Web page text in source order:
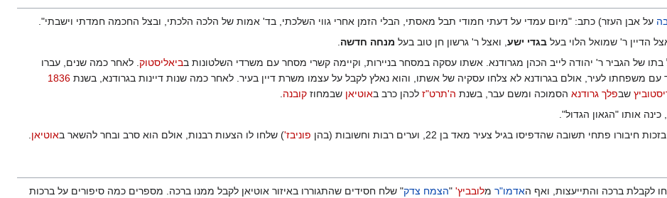
על אבן העזר) כתב: "מיום עמדי על דעתי חמודי תבל מאסתי, הבלי הזמן אחרי גווי השלכתי, בד' אמות של הלכה הלכתי, ובצל החכמה חמדתי וישבתי".
הדיין ר' שמואל הלוי בעל בגדי ישע , ואצל ר' גרשון חן טוב בעל מנחה חדשה
ביאליסטוק . לאחר כמה שנים, עברו
עם משפחתו לעיר, אולם בגרודנא לא צלחו עסקיה של אשתו, והוא נאלץ לקבל על עצמו משרת דיין בעיר. לאחר כמה שנות דיינות בגרודנא, בשנת 1836
שבפלך גרודנא הסמוכה ומשם עבר, בשנת ה'תרט"ז לכהן כרב באוטיאן שבמחוז קובנה
, כינה אותו "הגאון הגדול".
פתחי תשובה שהדפיסו בגיל צעיר מאד בן 22, וערים רבות וחשובות (בהן
פוניבז') שלחו לו הצעות רבנות, אולם הוא סרב ובחר להשאר באוטיאן
לקבלת ברכה והתייעצות, ואף האדמו"ר מלובביץ' "הצמח צדק" שלח חסידים שהתגוררו באיזור אוטיאן לקבל ממנו ברכה. מספרים כמה סיפורים על ברכות